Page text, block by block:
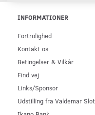
INFORMATIONER
Fortrolighed
Kontakt os
Betingelser & Vilkår
Find vej
Links/Sponsor
Udstilling fra Valdemar Slot